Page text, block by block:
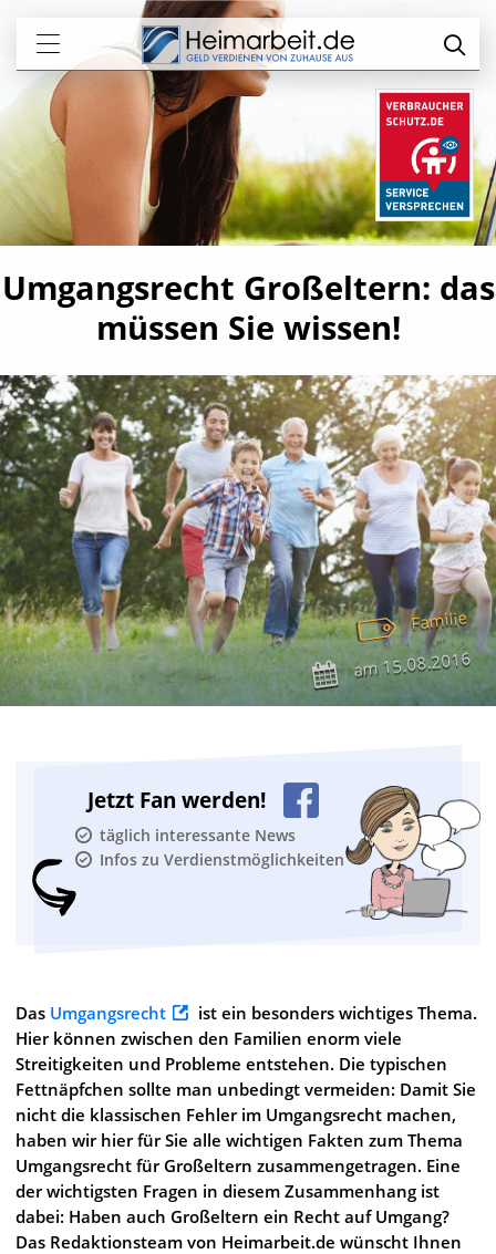
Umgangsrecht Großeltern: das
müssen Sie wissen!
Familie
am15.08.2016
Jetzt Fan werden!
täglich interessante News
Infos zu Verdienstmöglichkeiten
Das Umgangsrecht
ist ein besonders wichtiges Thema.
Hier können zwischen den Familien enorm viele
Streitigkeiten und Probleme entstehen. Die typischen
Fettnäpfchen sollte man unbedingt vermeiden: Damit Sie
nicht die klassischen Fehler im Umgangsrecht machen,
haben wir hier für Sie alle wichtigen Fakten zum Thema
Umgangsrecht für Großeltern zusammengetragen. Eine
der wichtigsten Fragen in diesem Zusammenhang ist
dabei: Haben auch Großeltern ein Recht auf Umgang?
Das Redaktionsteam von Heimarbeit.de wünscht Ihnen